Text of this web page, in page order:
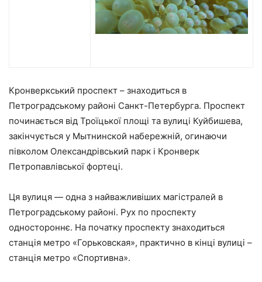
Кронверкський проспект – знаходиться в
Петроградському районі Санкт-Петербурга. Проспект
починається від Троїцької площі та вулиці Куйбишева,
закінчується у Мытнинской набережній, огинаючи
півколом Олександрівський парк і Кронверк
Петропавлівської фортеці.
Ця вулиця — одна з найважливіших магістралей в
Петроградському районі. Рух по проспекту
одностороннє. На початку проспекту знаходиться
станція метро «Горьковская», практично в кінці вулиці –
станція метро «Спортивна».